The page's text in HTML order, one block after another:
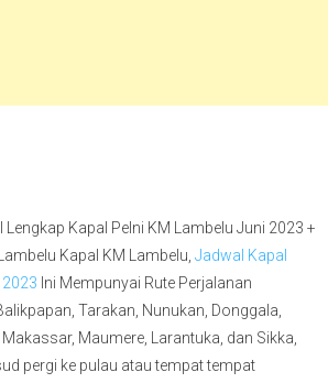
Lengkap Kapal Pelni KM Lambelu Juni 2023 +
Kapal KM Lambelu, Jadwal Kapal
Ini Mempunyai Rute Perjalanan
Tarakan, Nunukan, Donggala,
Maumere, Larantuka, dan Sikka,
pergi ke pulau atau tempat tempat